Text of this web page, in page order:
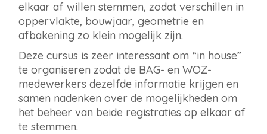
elkaar af willen stemmen, zodat verschillen in
oppervlakte, bouwjaar, geometrie en
afbakening zo klein mogelijk zijn.
Deze cursus is zeer interessant om “in house”
te organiseren zodat de BAG- en WOZ-
medewerkers dezelfde informatie krijgen en
samen nadenken over de mogelijkheden om
het beheer van beide registraties op elkaar af
te stemmen.